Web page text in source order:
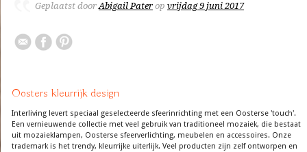
Geplaatst doorAbigail Pater op vrijdag 9 juni 2017
Oosters kleurrijk design
Interliving levert speciaal geselecteerde sfeerinrichting met een Oosterse 'touch'.
Een vernieuwende collectie met veel gebruik van traditioneel mozaiek, die bestaat
uit mozaieklampen, Oosterse sfeerverlichting, meubelen en accessoires. Onze
trademark is het trendy, kleurrijke uiterlijk. Veel producten zijn zelf ontworpen en